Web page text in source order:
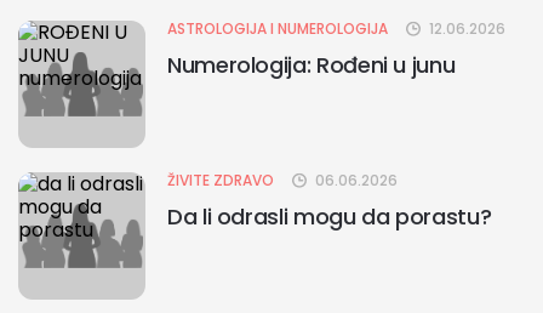
ASTROLOGIJA I NUMEROLOGIJA 12.06.2026
Numerologija: Rođeni u junu
ŽIVITE ZDRAVO 06.06.2026
Da li odrasli mogu da porastu?